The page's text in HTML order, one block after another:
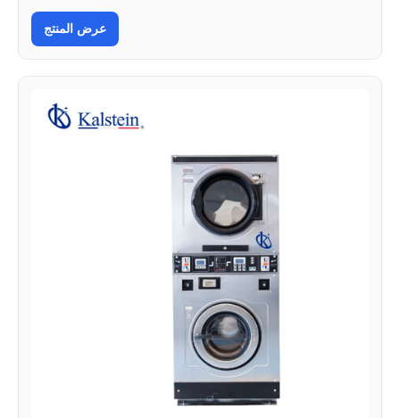
عرض المنتج